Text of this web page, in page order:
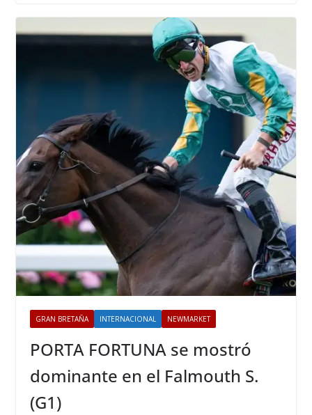
GRAN BRETAÑA INTERNACIONAL NEWMARKET
PORTA FORTUNA se mostró
dominante en el Falmouth S.
(G1)